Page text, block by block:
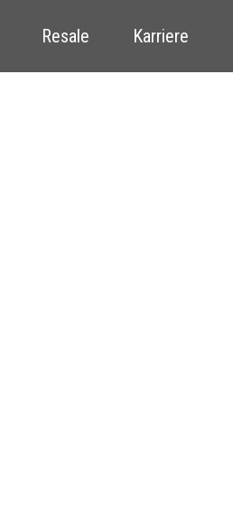
Resale Karriere